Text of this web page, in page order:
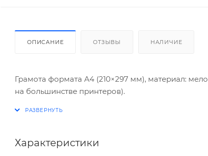
ОПИСАНИЕ ОТЗЫВЫ НАЛИЧИЕ
Грамота формата А4 (210×297 мм), материал:
на большинстве принтеров).
Характеристики